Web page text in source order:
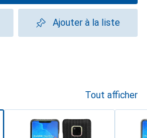
Ajouter à la liste
Tout afficher